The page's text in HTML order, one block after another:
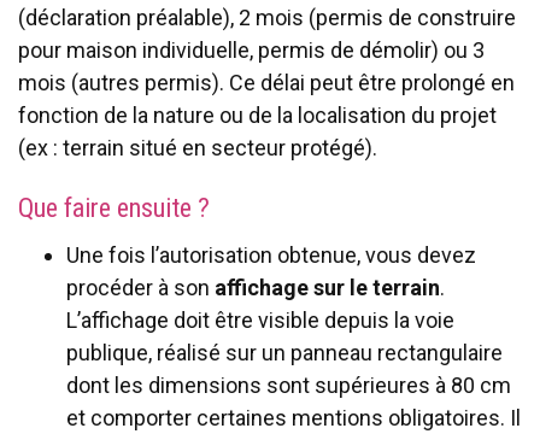
(déclaration préalable), 2 mois (permis de construire
pour maison individuelle, permis de démolir) ou 3
mois (autres permis). Ce délai peut être prolongé en
fonction de la nature ou de la localisation du projet
(ex : terrain situé en secteur protégé).
Que faire ensuite ?
Une fois l’autorisation obtenue, vous devez
procéder à son affichage sur le terrain.
L’affichage doit être visible depuis la voie
publique, réalisé sur un panneau rectangulaire
dont les dimensions sont supérieures à 80 cm
et comporter certaines mentions obligatoires. Il